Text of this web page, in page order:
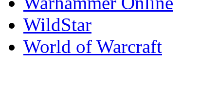
WildStar
World of Warcraft